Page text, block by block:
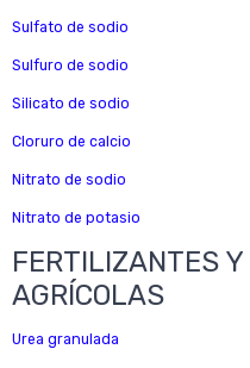
Sulfato de sodio
Sulfuro de sodio
Silicato de sodio
Cloruro de calcio
Nitrato de sodio
Nitrato de potasio
FERTILIZANTES Y
AGRÍCOLAS
Urea granulada